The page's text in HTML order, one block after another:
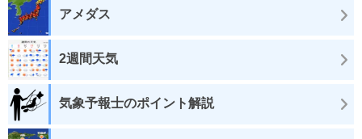
アメダス
2週間天気
気象予報士のポイント解説